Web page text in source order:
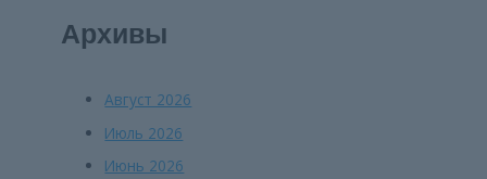
Архивы
Август 2026
Июль 2026
Июнь 2026